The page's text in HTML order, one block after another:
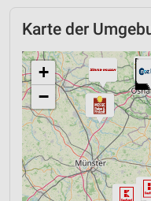
Karte der
+
−